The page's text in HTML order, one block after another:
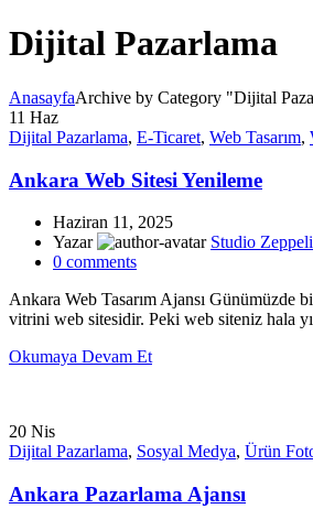
Dijital Pazarlama
AnasayfaArchive by Category "Dijital
11 Haz
Dijital Pazarlama, E-Ticaret, Web Tasarım,
Ankara Web Sitesi Yenileme
Haziran 11, 2025
Yazar
Studio
0 comments
Ankara Web Tasarım Ajansı Günümüzde
vitrini web sitesidir. Peki web siteniz hala
Okumaya Devam Et
20 Nis
Dijital Pazarlama, Sosyal Medya, Ürün
Ankara Pazarlama Ajansı